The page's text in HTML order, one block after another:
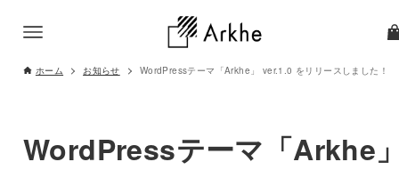
ホーム お知らせ WordPressテーマ「Arkhe」 ver.1.0 をリリースしました！
WordPressテーマ「Arkhe